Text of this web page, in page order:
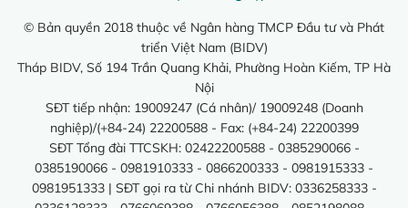
© Bản quyền 2018 thuộc về Ngân hàng TMCP Đầu tư và Phát
triển Việt Nam (BIDV)
Tháp BIDV, Số 194 Trần Quang Khải, Phường Hoàn Kiếm, TP Hà
Nội
SĐT tiếp nhận: 19009247 (Cá nhân)/ 19009248 (Doanh
nghiệp)/(+84-24) 22200588 - Fax: (+84-24) 22200399
SĐT Tổng đài TTCSKH: 02422200588 - 0385290066 -
0385190066 - 0981910333 - 0866200333 - 0981915333 -
0981951333 | SĐT gọi ra từ Chi nhánh BIDV: 0336258333 -